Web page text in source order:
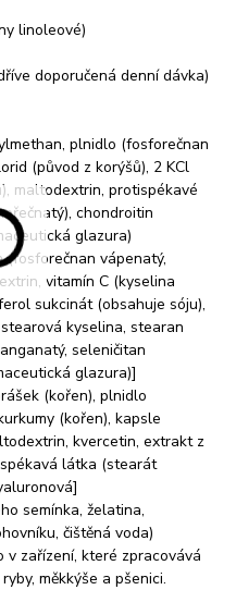
linoleové)
doporučená denní dávka)
plnidlo (fosforečnan
(původ z korýšů), 2 KCl
maltodextrin, protispékavé
chondroitin
glazura)
vápenatý,
vitamín C (kyselina
sukcinát (obsahuje sóju),
kyselina, stearan
seleničitan
glazura)]
(kořen), plnidlo
(kořen), kapsle
kvercetin, extrakt z
látka (stearát
semínka, želatina,
čištěná voda)
v zařízení, které zpracovává
měkkýše a pšenici.